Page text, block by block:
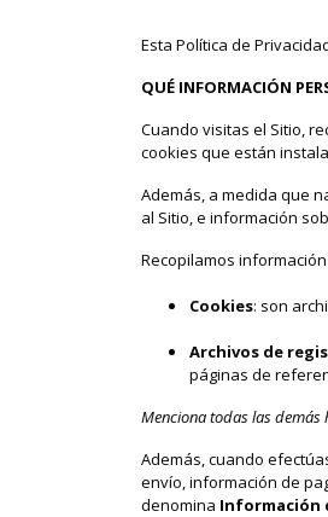
Esta Política de
QUÉ INFORMACIÓN
Cuando visitas el Sitio,
cookies que están
Además, a medida que
al Sitio, e información
Recopilamos
Cookies: son
Archivos de
páginas de
Menciona todas las demás
Además, cuando
envío, información de
denomina Información